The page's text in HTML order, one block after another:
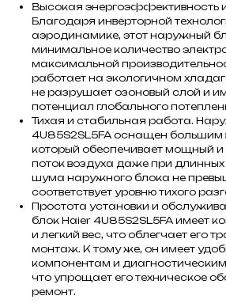
Высокая энергоэффективность
Благодаря инверторной
аэродинамике, этот наружный
минимальное количество
максимальной
работает на экологичном
не разрушает озоновый слой и
потенциал глобального
Тихая и стабильная работа.
4U85S2SL5FA оснащен большим
который обеспечивает мощный
поток воздуха даже при длинных
шума наружного блока не
соответствует уровню тихого
Простота установки и
блок Haier 4U85S2SL5FA имеет
и легкий вес, что облегчает его
монтаж. К тому же, он имеет
компонентам и
что упрощает его техническое
ремонт.